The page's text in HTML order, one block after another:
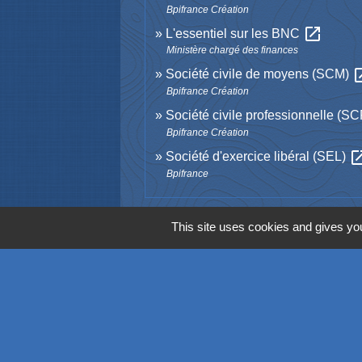
Bpifrance Création
L'essentiel sur les BNC open_in_new
Ministère chargé des finances
Société civile de moyens (SCM)
Bpifrance Création
Société civile professionnelle
Bpifrance Création
Société d'exercice libéral (SEL)
Bpifrance
This site uses cookies and gives